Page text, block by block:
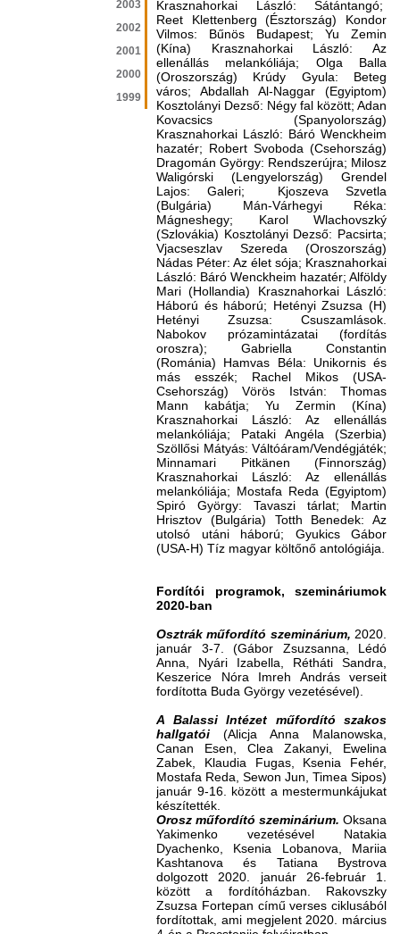
2003
2002
2001
2000
1999
Krasznahorkai László: Sátántangó;
Reet Klettenberg (Észtország) Kondor
Vilmos: Bűnös Budapest; Yu Zemin
(Kína) Krasznahorkai László: Az
ellenállás melankóliája; Olga Balla
(Oroszország) Krúdy Gyula: Beteg
város; Abdallah Al-Naggar (Egyiptom)
Kosztolányi Dezső: Négy fal között; Adan
Kovacsics (Spanyolország)
Krasznahorkai László: Báró Wenckheim
hazatér; Robert Svoboda (Csehország)
Dragomán György: Rendszerújra; Milosz
Waligórski (Lengyelország) Grendel
Lajos: Galeri; Kjoszeva Szvetla
(Bulgária) Mán-Várhegyi Réka:
Mágneshegy; Karol Wlachovszký
(Szlovákia) Kosztolányi Dezső: Pacsirta;
Vjacseszlav Szereda (Oroszország)
Nádas Péter: Az élet sója; Krasznahorkai
László: Báró Wenckheim hazatér; Alföldy
Mari (Hollandia) Krasznahorkai László:
Háború és háború; Hetényi Zsuzsa (H)
Hetényi Zsuzsa: Csuszamlások.
Nabokov prózamintázatai (fordítás
oroszra); Gabriella Constantin
(Románia) Hamvas Béla: Unikornis és
más esszék; Rachel Mikos (USA-
Csehország) Vörös István: Thomas
Mann kabátja; Yu Zermin (Kína)
Krasznahorkai László: Az ellenállás
melankóliája; Pataki Angéla (Szerbia)
Szöllősi Mátyás: Váltóáram/Vendégjáték;
Minnamari Pitkänen (Finnország)
Krasznahorkai László: Az ellenállás
melankóliája; Mostafa Reda (Egyiptom)
Spiró György: Tavaszi tárlat; Martin
Hrisztov (Bulgária) Totth Benedek: Az
utolsó utáni háború; Gyukics Gábor
(USA-H) Tíz magyar költőnő antológiája.
Fordítói programok, szemináriumok
2020-ban
Osztrák műfordító szeminárium, 2020.
január 3-7. (Gábor Zsuzsanna, Lédó
Anna, Nyári Izabella, Rétháti Sandra,
Keszerice Nóra Imreh András verseit
fordította Buda György vezetésével).
A Balassi Intézet műfordító szakos
hallgatói
(Alicja Anna Malanowska,
Canan Esen, Clea Zakanyi, Ewelina
Zabek, Klaudia Fugas, Ksenia Fehér,
Mostafa Reda, Sewon Jun, Timea Sipos)
január 9-16. között a mestermunkájukat
készítették.
Orosz műfordító szeminárium. Oksana
Yakimenko vezetésével Natakia
Dyachenko, Ksenia Lobanova, Mariia
Kashtanova és Tatiana Bystrova
dolgozott 2020. január 26-február 1.
között a fordítóházban. Rakovszky
Zsuzsa Fortepan című verses ciklusából
fordítottak, ami megjelent 2020. március